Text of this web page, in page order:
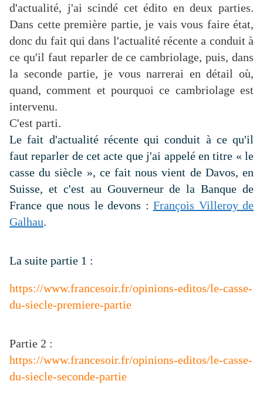
d'actualité, j'ai scindé cet édito en deux parties.
Dans cette première partie, je vais vous faire état,
donc du fait qui dans l'actualité récente a conduit à
ce qu'il faut reparler de ce cambriolage, puis, dans
la seconde partie, je vous narrerai en détail où,
quand, comment et pourquoi ce cambriolage est
intervenu.
C'est parti.
Le fait d'actualité récente qui conduit à ce qu'il
faut reparler de cet acte que j'ai appelé en titre « le
casse du siècle », ce fait nous vient de Davos, en
Suisse, et c'est au Gouverneur de la Banque de
France que nous le devons : François Villeroy de
Galhau.
La suite partie 1 :
https://www.francesoir.fr/opinions-editos/le-casse-
du-siecle-premiere-partie
Partie 2 :
https://www.francesoir.fr/opinions-editos/le-casse-
du-siecle-seconde-partie